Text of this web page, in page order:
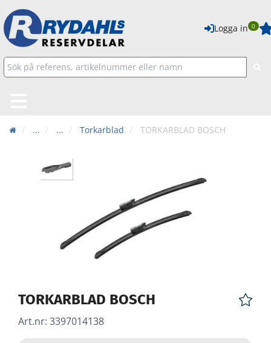
Logga in 0
... ... Torkarblad TORKARBLAD BOSCH
TORKARBLAD BOSCH
Art.nr: 3397014138